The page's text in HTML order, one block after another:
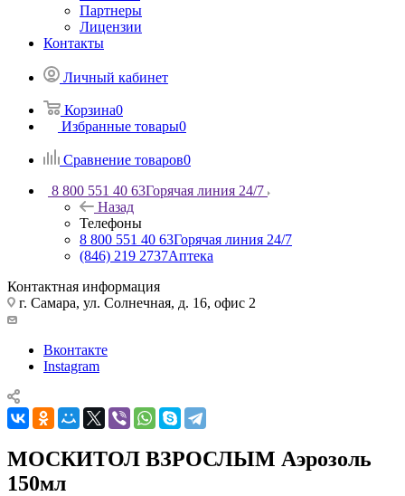
Партнеры
Лицензии
Контакты
Личный кабинет
Корзина0
Избранные товары0
Сравнение товаров0
8 800 551 40 63Горячая линия 24/7
Назад
Телефоны
8 800 551 40 63Горячая линия 24/7
(846) 219 2737Аптека
Контактная информация
г. Самара, ул. Солнечная, д. 16, офис 2
Вконтакте
Instagram
МОСКИТОЛ ВЗРОСЛЫМ Аэрозоль
150мл